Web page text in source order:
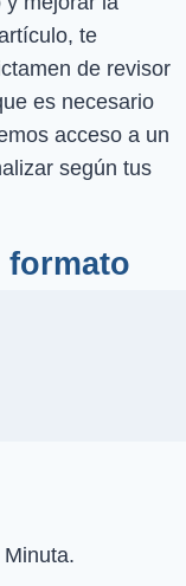
te
de revisor
es necesario
acceso a un
según tus
formato